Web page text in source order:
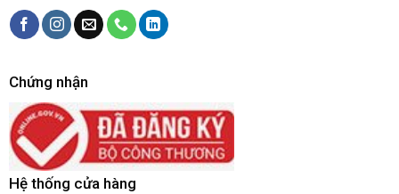
Chứng nhận
Hệ thống cửa hàng